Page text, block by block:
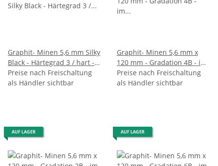
Graphit- Minen 5,6 mm Silky
Black - Härtegrad 3 / hart -
im 6er Pack
Preise nach Freischaltung
als Händler sichtbar
Graphit- Minen 5,6 mm x
120 mm - Gradation 4B - im
6er Pack
Preise nach Freischaltung
als Händler sichtbar
AUF LAGER AUF LAGER